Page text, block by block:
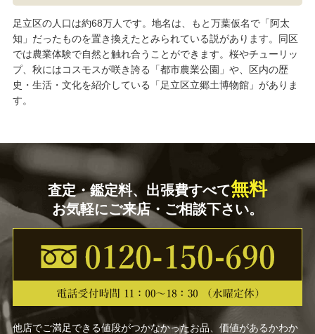
足立区の人口は約68万人です。地名は、もと万葉仮名で「阿太
知」だったものを置き換えたとみられている説があります。同区
では農業体験で自然と触れ合うことができます。桜やチューリッ
プ、秋にはコスモスが咲き誇る「都市農業公園」や、区内の歴
史・生活・文化を紹介している「足立区立郷土博物館」がありま
す。
査定・鑑定料、出張費すべて無料
お気軽にご来店・ご相談下さい。
他店でご満足できる値段がつかなかったお品、価値があるかわか